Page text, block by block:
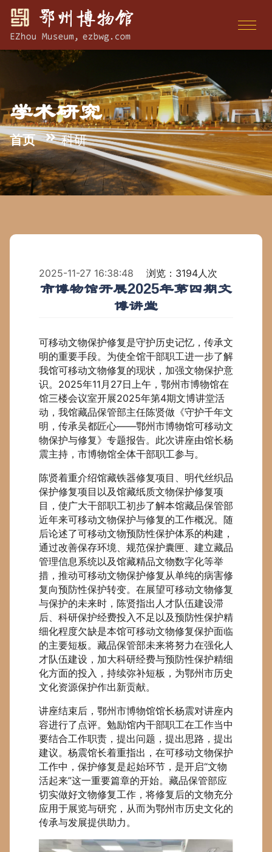
学术研究
首页 科研
2025-11-27 16:38:48 浏览：3194人次
市博物馆开展2025年第四期文
博讲堂
可移动文物保护修复是守护历史记忆，传承文
明的重要手段。为使全馆干部职工进一步了解
我馆可移动文物修复的现状，加强文物保护意
识。2025年11月27日上午，鄂州市博物馆在
馆三楼会议室开展2025年第4期文博讲堂活
动，我馆藏品保管部主任陈贤做《守护千年文
明，传承吴都匠心——鄂州市博物馆可移动文
物保护与修复》专题报告。此次讲座由馆长杨
震主持，市博物馆全体干部职工参与。
陈贤着重介绍馆藏铁器修复项目、明代丝织品
保护修复项目以及馆藏纸质文物保护修复项
目，使广大干部职工初步了解本馆藏品保管部
近年来可移动文物保护与修复的工作概况。随
后论述了可移动文物预防性保护体系的构建，
通过改善保存环境、规范保护囊匣、建立藏品
管理信息系统以及馆藏精品文物数字化等举
措，推动可移动文物保护修复从单纯的病害修
复向预防性保护转变。在展望可移动文物修复
与保护的未来时，陈贤指出人才队伍建设滞
后、科研保护经费投入不足以及预防性保护精
细化程度欠缺是本馆可移动文物修复保护面临
的主要短板。藏品保管部未来将努力在强化人
才队伍建设，加大科研经费与预防性保护精细
化方面的投入，持续弥补短板，为鄂州市历史
文化资源保护作出新贡献。
讲座结束后，鄂州市博物馆馆长杨震对讲座内
容进行了点评。勉励馆内干部职工在工作当中
要结合工作职责，提出问题，提出思路，提出
建议。杨震馆长着重指出，在可移动文物保护
工作中，保护修复是起始环节，是开启“文物
活起来”这一重要篇章的开始。藏品保管部应
切实做好文物修复工作，将修复后的文物充分
应用于展览与研究，从而为鄂州市历史文化的
传承与发展提供助力。